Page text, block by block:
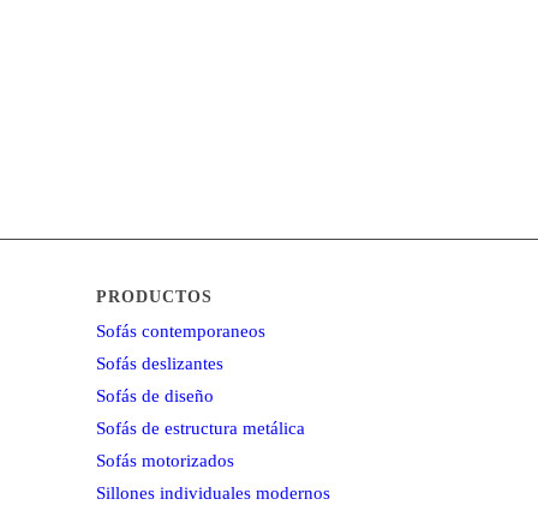
PRODUCTOS
Sofás contemporaneos
Sofás deslizantes
Sofás de diseño
Sofás de estructura metálica
Sofás motorizados
Sillones individuales modernos